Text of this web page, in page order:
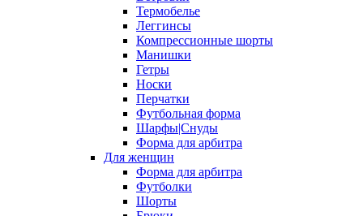
Термобелье
Леггинсы
Компрессионные шорты
Манишки
Гетры
Носки
Перчатки
Футбольная форма
Шарфы|Снуды
Форма для арбитра
Для женщин
Форма для арбитра
Футболки
Шорты